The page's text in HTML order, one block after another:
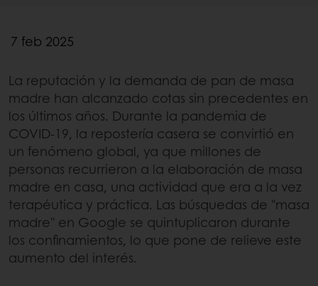
7 feb 2025
La reputación y la demanda de pan de masa
madre han alcanzado cotas sin precedentes en
los últimos años. Durante la pandemia de
COVID-19, la repostería casera se convirtió en
un fenómeno global, ya que millones de
personas recurrieron a la elaboración de masa
madre en casa, una actividad que era a la vez
terapéutica y práctica. Las búsquedas de "masa
madre" en Google se quintuplicaron durante
los confinamientos, lo que pone de relieve este
aumento del interés.